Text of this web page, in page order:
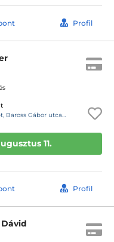
Profil
Gábor utca 40.
11.
Profil